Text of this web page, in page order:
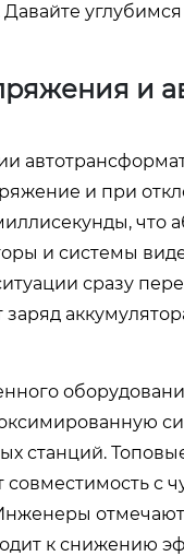
и
и при
что
и системы
сразу
станций.
с
отмечают,
к снижению